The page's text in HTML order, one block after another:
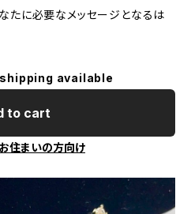
たに必要なメッセージとなるは
available
to cart
住まいの方向け